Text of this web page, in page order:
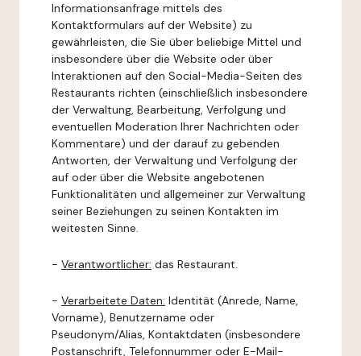
Informationsanfrage mittels des
Kontaktformulars auf der Website) zu
gewährleisten, die Sie über beliebige Mittel und
insbesondere über die Website oder über
Interaktionen auf den Social-Media-Seiten des
Restaurants richten (einschließlich insbesondere
der Verwaltung, Bearbeitung, Verfolgung und
eventuellen Moderation Ihrer Nachrichten oder
Kommentare) und der darauf zu gebenden
Antworten, der Verwaltung und Verfolgung der
auf oder über die Website angebotenen
Funktionalitäten und allgemeiner zur Verwaltung
seiner Beziehungen zu seinen Kontakten im
weitesten Sinne.
- Verantwortlicher: das Restaurant.
- Verarbeitete Daten: Identität (Anrede, Name,
Vorname), Benutzername oder
Pseudonym/Alias, Kontaktdaten (insbesondere
Postanschrift, Telefonnummer oder E-Mail-